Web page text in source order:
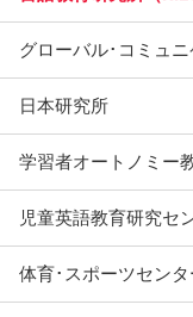
グローバル･コミュ
日本研究所
学習者オートノミー
児童英語教育研究セ
体育･スポーツセンタ